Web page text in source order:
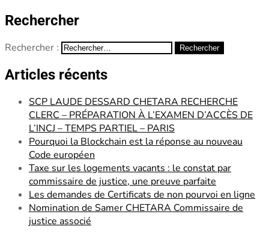
Rechercher
Rechercher :
Articles récents
SCP LAUDE DESSARD CHETARA RECHERCHE
CLERC – PRÉPARATION À L’EXAMEN D’ACCÈS DE
L’INCJ – TEMPS PARTIEL – PARIS
Pourquoi la Blockchain est la réponse au nouveau
Code européen
Taxe sur les logements vacants : le constat par
commissaire de justice, une preuve parfaite
Les demandes de Certificats de non pourvoi en ligne
Nomination de Samer CHETARA Commissaire de
justice associé